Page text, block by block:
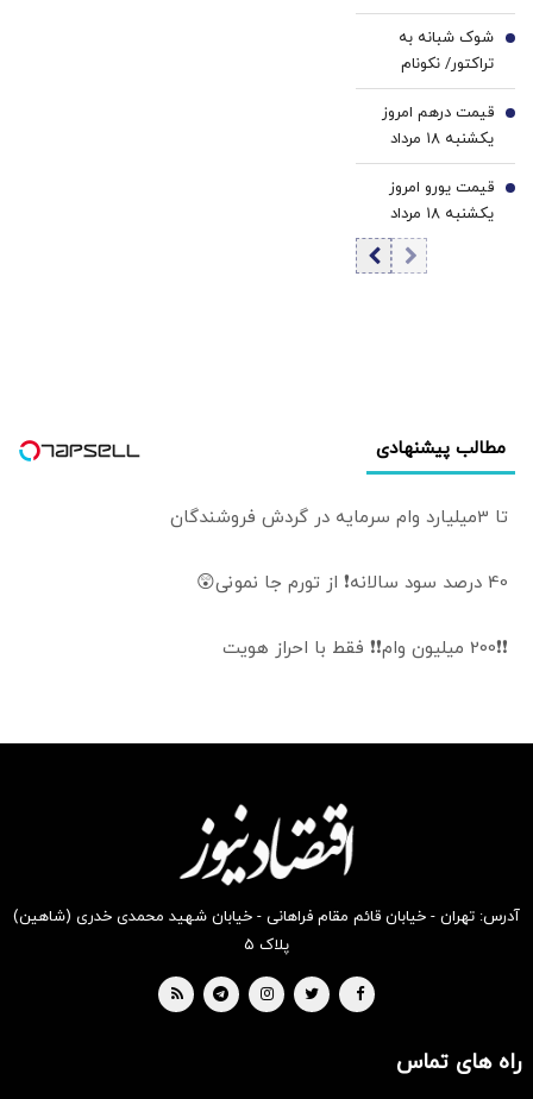
کامل به دست
طالبان خواهد افتاد
سال تحصیلی جدید
شوک شبانه به
تراکتور/ نکونام
سرمربی جدید شد
5
قیمت درهم امروز
یکشنبه ۱۸ مرداد
۱۴۰۵/ افزایش
قیمت درهم
6
قیمت یورو امروز
یکشنبه ۱۸ مرداد
۱۴۰۵/ افزایش
قیمت یورو
7
مطالب پیشنهادی
تا 3میلیارد وام سرمایه در گردش فروشندگان
40 درصد سود سالانه❗ از تورم جا نمونی😲
❗❗200 میلیون وام❗❗ فقط با احراز هویت
آدرس: تهران - خیابان قائم مقام فراهانی - خیابان شهید محمدی خدری (شاهین)
پلاک ۵
راه های تماس